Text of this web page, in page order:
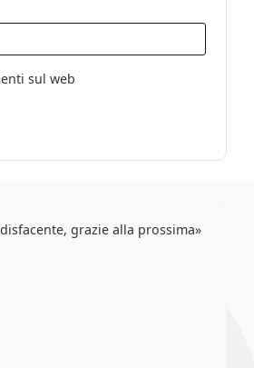
sul web
grazie alla prossima